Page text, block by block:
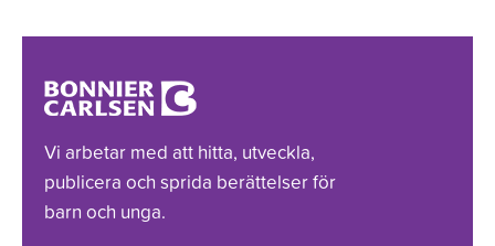
Vi arbetar med att hitta, utveckla,
publicera och sprida berättelser för
barn och unga.